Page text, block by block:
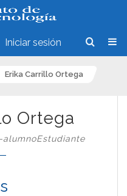
Iniciar sesión
Erika Carrillo Ortega
Ortega